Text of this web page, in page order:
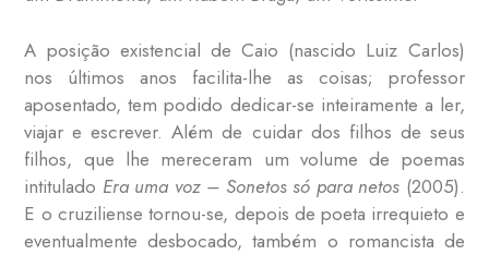
A posição existencial de Caio (nascido Luiz Carlos)
nos últimos anos facilita-lhe as coisas; professor
aposentado, tem podido dedicar-se inteiramente a ler,
viajar e escrever. Além de cuidar dos filhos de seus
filhos, que lhe mereceram um volume de poemas
intitulado Era uma voz – Sonetos só para netos (2005).
E o cruziliense tornou-se, depois de poeta irrequieto e
eventualmente desbocado, também o romancista de